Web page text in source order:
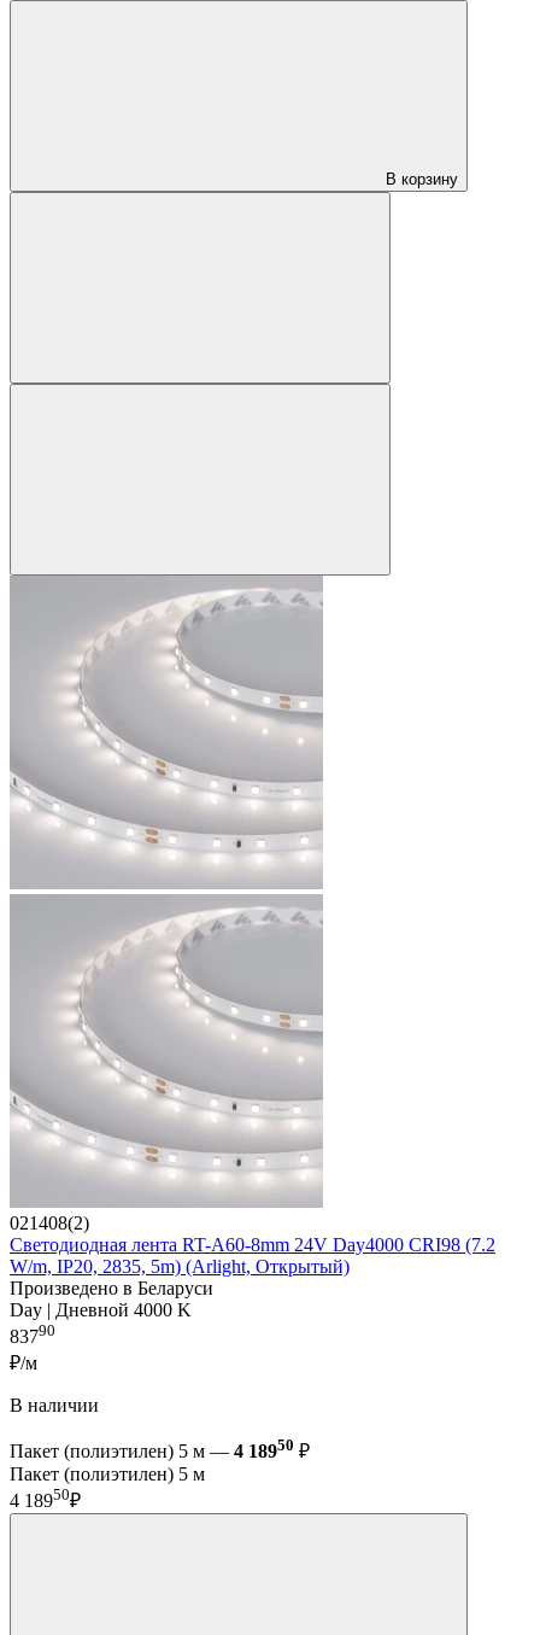
В корзину
021408(2)
Светодиодная лента RT-A60-8mm 24V Day4000 CRI98 (7.2
W/m, IP20, 2835, 5m) (Arlight, Открытый)
Произведено в Беларуси
Day | Дневной 4000 K
83790
₽/м
В наличии
Пакет (полиэтилен) 5 м — 4 18950 ₽
Пакет (полиэтилен) 5 м
4 18950₽